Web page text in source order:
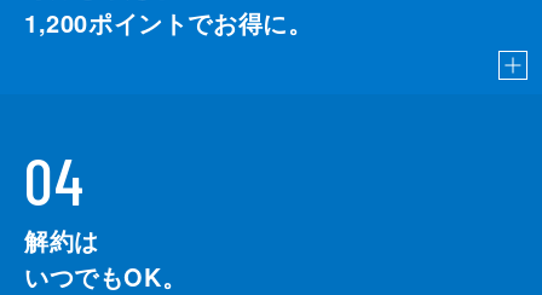
1,200ポイントでお得に。
04
解約は
いつでもOK。